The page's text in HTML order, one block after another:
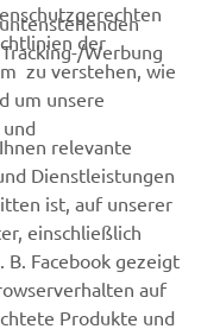
der
zu verstehen, wie
um unsere
Werbung
relevante
Dienstleistungen
ist, auf unserer
einschließlich
Facebook gezeigt
auf
Produkte und